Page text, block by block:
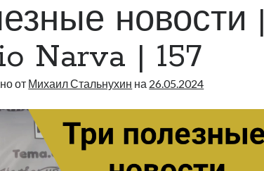
новости |
Narva | 157
от Михаил Стальнухин на 26.05.2024